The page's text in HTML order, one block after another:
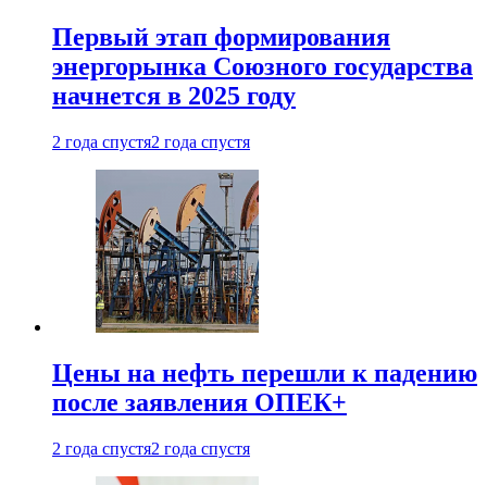
Первый этап формирования
энергорынка Союзного государства
начнется в 2025 году
2 года спустя2 года спустя
Цены на нефть перешли к падению
после заявления ОПЕК+
2 года спустя2 года спустя